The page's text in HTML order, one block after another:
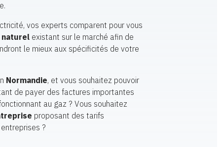
vos experts comparent pour vous
existant sur le marché afin de
le mieux aux spécificités de votre
Normandie, et vous souhaitez pouvoir
de payer des factures importantes
au gaz ? Vous souhaitez
proposant des tarifs
?